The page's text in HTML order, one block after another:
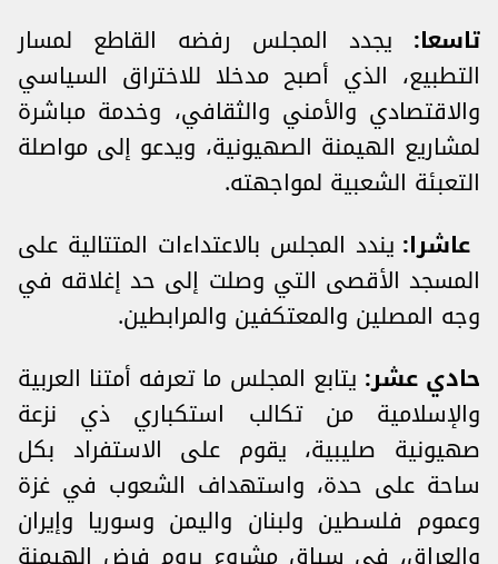
تاسعا: يجدد المجلس رفضه القاطع لمسار
التطبيع، الذي أصبح مدخلا للاختراق السياسي
والاقتصادي والأمني والثقافي، وخدمة مباشرة
لمشاريع الهيمنة الصهيونية، ويدعو إلى مواصلة
التعبئة الشعبية لمواجهته.
عاشرا: يندد المجلس بالاعتداءات المتتالية على
المسجد الأقصى التي وصلت إلى حد إغلاقه في
وجه المصلين والمعتكفين والمرابطين.
حادي عشر: يتابع المجلس ما تعرفه أمتنا العربية
والإسلامية من تكالب استكباري ذي نزعة
صهيونية صليبية، يقوم على الاستفراد بكل
ساحة على حدة، واستهداف الشعوب في غزة
وعموم فلسطين ولبنان واليمن وسوريا وإيران